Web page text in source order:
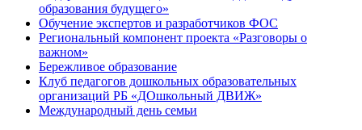
образования будущего»
Обучение экспертов и разработчиков ФОС
Региональный компонент проекта «Разговоры о
важном»
Бережливое образование
Клуб педагогов дошкольных образовательных
организаций РБ «ДОшкольный ДВИЖ»
Международный день семьи